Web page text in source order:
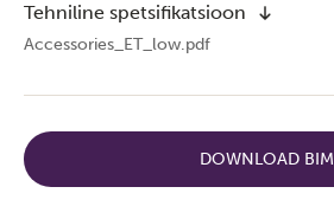
Tehniline spetsifikatsioon
Accessories_ET_low.pdf
DOWNLOAD BIM